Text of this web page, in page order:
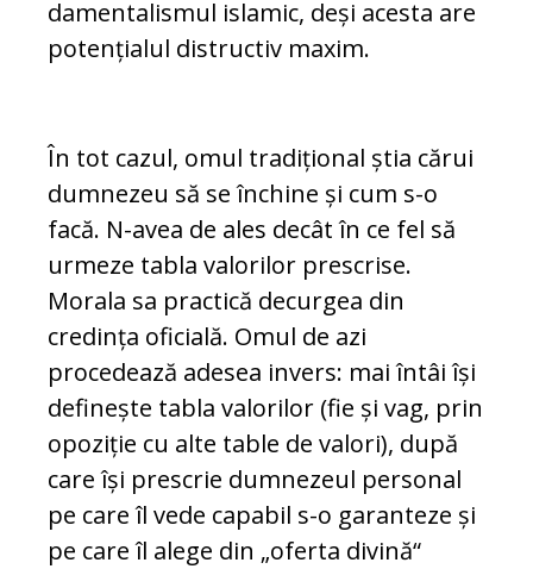
damentalismul islamic, deși acesta are
po­tențialul distructiv maxim.
În tot cazul, omul tradițional știa cărui
dumnezeu să se închine și cum s-o
facă. N-avea de ales decât în ce fel să
urmeze tabla valorilor prescrise.
Morala sa prac­tică decurgea din
credința oficială. Omul de azi
procedează adesea invers: mai întâi își
definește tabla valorilor (fie și vag, prin
opoziție cu alte table de valori), după
care își prescrie dumnezeul personal
pe care îl vede capabil s-o garanteze și
pe care îl ale­ge din „oferta divină“